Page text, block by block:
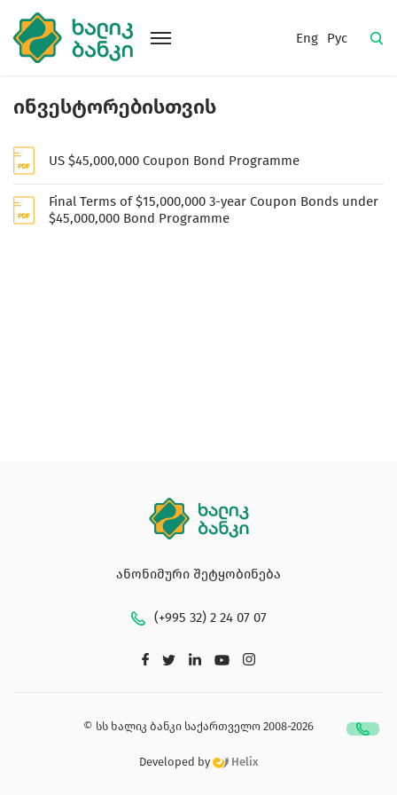
Eng Рус
ინვესტორებისთვის
US $45,000,000 Coupon Bond Programme
Final Terms of $15,000,000 3-year Coupon Bonds under
$45,000,000 Bond Programme
ანონიმური შეტყობინება
(+995 32) 2 24 07 07
© სს ხალიკ ბანკი საქართველო 2008-2026
Developed by Helix